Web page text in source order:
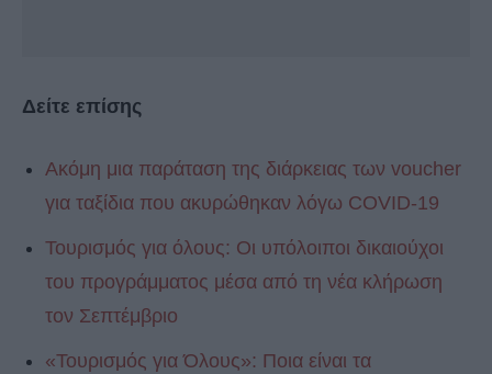
Δείτε επίσης
Ακόμη μια παράταση της διάρκειας των voucher
για ταξίδια που ακυρώθηκαν λόγω COVID-19
Τουρισμός για όλους: Οι υπόλοιποι δικαιούχοι
του προγράμματος μέσα από τη νέα κλήρωση
τον Σεπτέμβριο
«Τουρισμός για Όλους»: Ποια είναι τα